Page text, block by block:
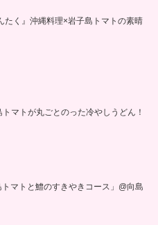
たく』沖縄料理×岩子島トマトの素晴
マトが丸ごとのった冷やしうどん！
マトと鱧のすきやきコース」@向島